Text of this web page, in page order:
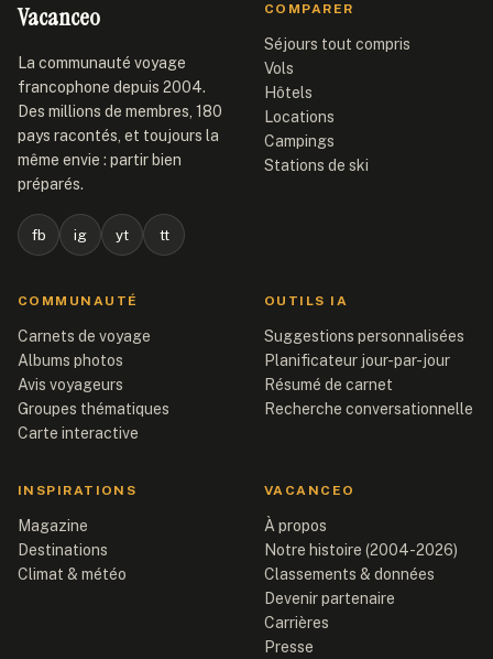
Vacanceo
La communauté voyage
francophone depuis 2004.
Des millions de membres, 180
pays racontés, et toujours la
même envie : partir bien
préparés.
fb ig yt tt
COMPARER
Séjours tout compris
Vols
Hôtels
Locations
Campings
Stations de ski
COMMUNAUTÉ
Carnets de voyage
Albums photos
Avis voyageurs
Groupes thématiques
Carte interactive
OUTILS IA
Suggestions personnalisées
Planificateur jour-par-jour
Résumé de carnet
Recherche conversationnelle
INSPIRATIONS
Magazine
Destinations
Climat & météo
VACANCEO
À propos
Notre histoire (2004-2026)
Classements & données
Devenir partenaire
Carrières
Presse